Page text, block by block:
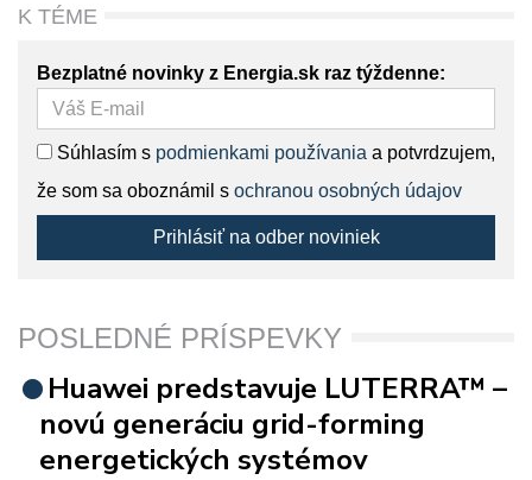
K TÉME
Bezplatné novinky z Energia.sk raz týždenne:
Súhlasím s podmienkami používania a potvrdzujem,
že som sa oboznámil s ochranou osobných údajov
Prihlásiť na odber noviniek
POSLEDNÉ PRÍSPEVKY
Huawei predstavuje LUTERRA™ –
novú generáciu grid-forming
energetických systémov